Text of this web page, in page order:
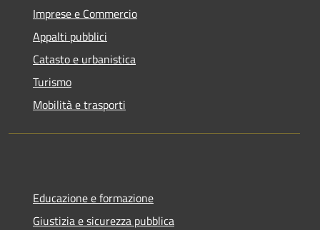
Imprese e Commercio
Appalti pubblici
Catasto e urbanistica
Turismo
Mobilità e trasporti
Educazione e formazione
Giustizia e sicurezza pubblica